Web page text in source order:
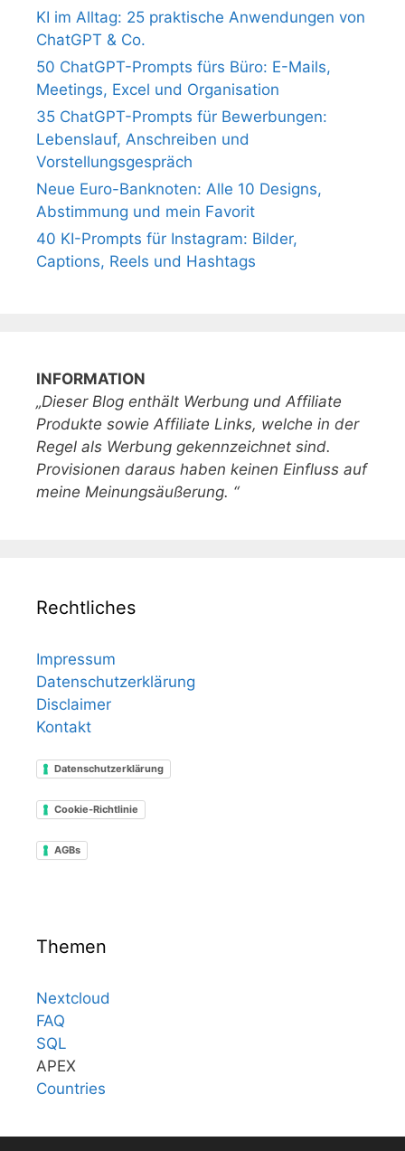
KI im Alltag: 25 praktische Anwendungen von
ChatGPT & Co.
50 ChatGPT-Prompts fürs Büro: E-Mails,
Meetings, Excel und Organisation
35 ChatGPT-Prompts für Bewerbungen:
Lebenslauf, Anschreiben und
Vorstellungsgespräch
Neue Euro-Banknoten: Alle 10 Designs,
Abstimmung und mein Favorit
40 KI-Prompts für Instagram: Bilder,
Captions, Reels und Hashtags
INFORMATION
„Dieser Blog enthält Werbung und Affiliate
Produkte sowie Affiliate Links, welche in der
Regel als Werbung gekennzeichnet sind.
Provisionen daraus haben keinen Einfluss auf
meine Meinungsäußerung. “
Rechtliches
Impressum
Datenschutzerklärung
Disclaimer
Kontakt
Datenschutzerklärung
Cookie-Richtlinie
AGBs
Themen
Nextcloud
FAQ
SQL
APEX
Countries